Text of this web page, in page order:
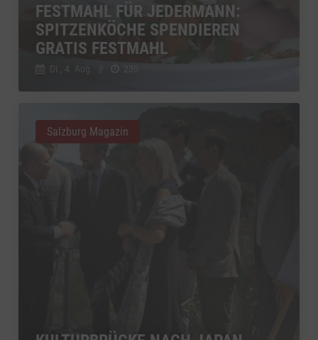
FESTMAHL FÜR JEDERMANN:
SPITZENKÖCHE SPENDIEREN
GRATIS FESTMAHL
Di., 4. Aug.
Salzburg Magazin